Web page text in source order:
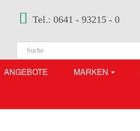
Tel.: 0641 - 93215 - 0
ANGEBOTE MARKEN